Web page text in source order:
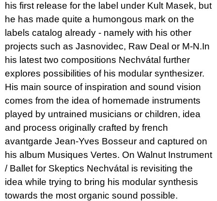
his first release for the label under Kult Masek, but
he has made quite a humongous mark on the
labels catalog already - namely with his other
projects such as Jasnovidec, Raw Deal or M-N.In
his latest two compositions Nechvátal further
explores possibilities of his modular synthesizer.
His main source of inspiration and sound vision
comes from the idea of homemade instruments
played by untrained musicians or children, idea
and process originally crafted by french
avantgarde Jean-Yves Bosseur and captured on
his album Musiques Vertes. On Walnut Instrument
/ Ballet for Skeptics Nechvátal is revisiting the
idea while trying to bring his modular synthesis
towards the most organic sound possible.